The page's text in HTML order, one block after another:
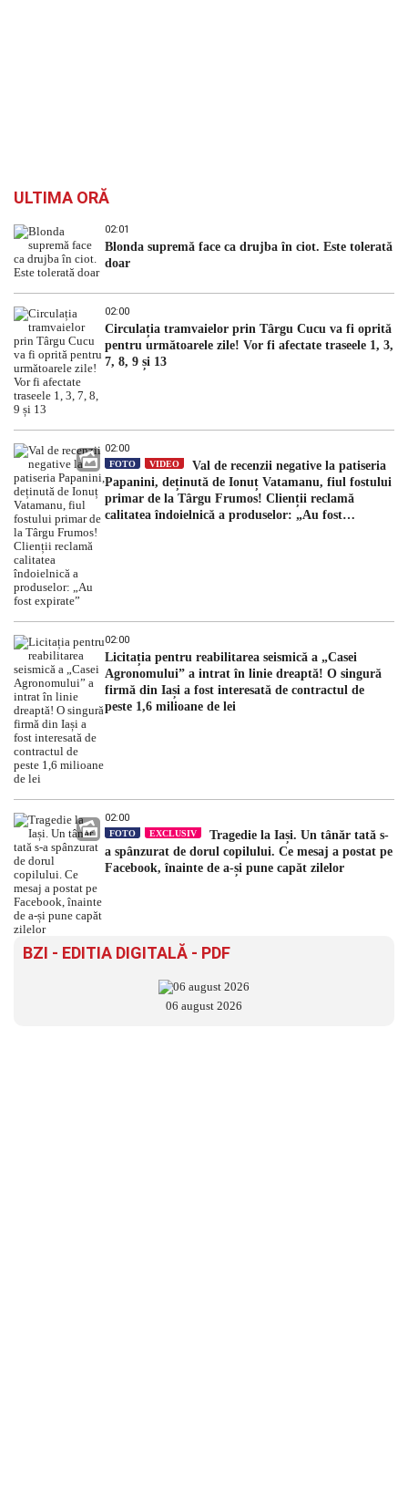
ULTIMA ORĂ
02:01
Blonda supremă face ca drujba în ciot. Este tolerată
doar
02:00
Circulația tramvaielor prin Târgu Cucu va fi oprită
pentru următoarele zile! Vor fi afectate traseele 1, 3,
7, 8, 9 și 13
02:00
FOTO VIDEO
Val de recenzii negative la patiseria
Papanini, deținută de Ionuț Vatamanu, fiul fostului
primar de la Târgu Frumos! Clienții reclamă
calitatea îndoielnică a produselor: „Au fost
02:00
Licitația pentru reabilitarea seismică a „Casei
Agronomului” a intrat în linie dreaptă! O singură
firmă din Iași a fost interesată de contractul de
peste 1,6 milioane de lei
02:00
FOTO EXCLUSIV
Tragedie la Iași. Un tânăr tată s-
a spânzurat de dorul copilului. Ce mesaj a postat pe
Facebook, înainte de a-și pune capăt zilelor
BZI - EDITIA DIGITALĂ - PDF
06 august 2026